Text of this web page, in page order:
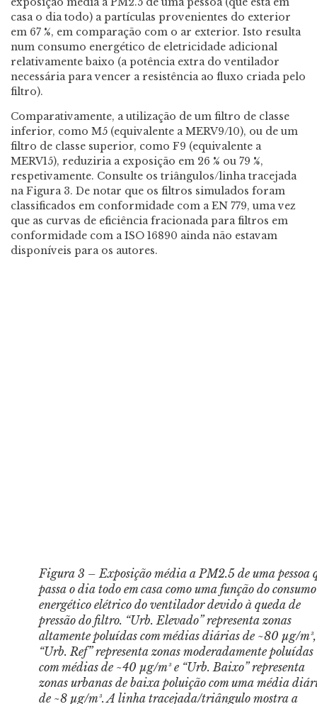
casa o dia todo) a partículas provenientes do exterior
em 67 %, em comparação com o ar exterior. Isto resulta
num consumo energético de eletricidade adicional
relativamente baixo (a potência extra do ventilador
necessária para vencer a resistência ao fluxo criada pelo
filtro).
Comparativamente, a utilização de um filtro de classe
inferior, como M5 (equivalente a MERV9/10), ou de um
filtro de classe superior, como F9 (equivalente a
MERV15), reduziria a exposição em 26 % ou 79 %,
respetivamente. Consulte os triângulos/linha tracejada
na Figura 3. De notar que os filtros simulados foram
classificados em conformidade com a EN 779, uma vez
que as curvas de eficiência fracionada para filtros em
conformidade com a ISO 16890 ainda não estavam
disponíveis para os autores.
Figura 3 – Exposição média a PM2.5 de uma pessoa
passa o dia todo em casa como uma função do consumo
energético elétrico do ventilador devido à queda de
pressão do filtro. “Urb. Elevado” representa zonas
altamente poluídas com médias diárias de ~80 µg/m³,
“Urb. Ref” representa zonas moderadamente poluídas
com médias de ~40 µg/m³ e “Urb. Baixo” representa
zonas urbanas de baixa poluição com uma média
de ~8 µg/m³. A linha tracejada/triângulo mostra a